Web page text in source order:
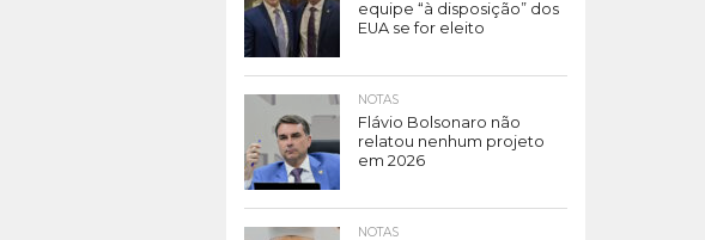
equipe “à disposição” dos
EUA se for eleito
NOTAS
Flávio Bolsonaro não
relatou nenhum projeto
em 2026
NOTAS